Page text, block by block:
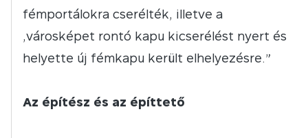
fémportálokra cserélték, illetve a
„városképet rontó kapu kicserélést nyert és
helyette új fémkapu került elhelyezésre.”
Az építész és az építtető